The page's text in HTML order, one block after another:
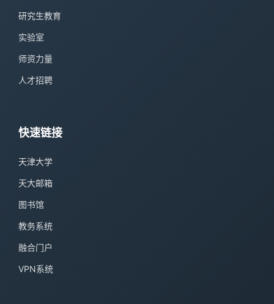
研究生教育
实验室
师资力量
人才招聘
快速链接
天津大学
天大邮箱
图书馆
教务系统
融合门户
VPN系统